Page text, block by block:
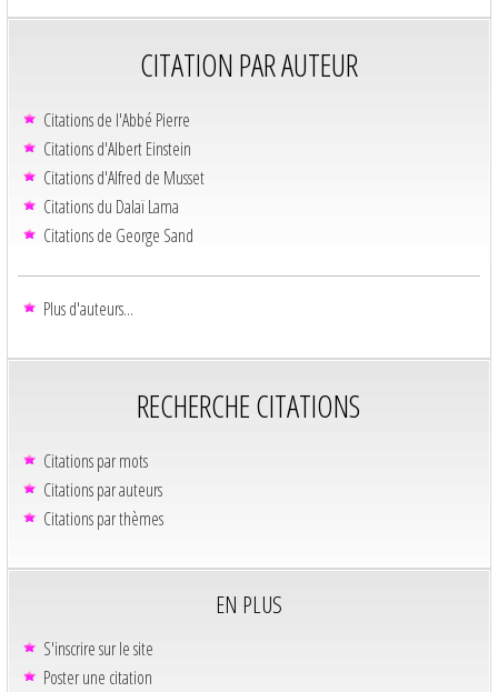
CITATION PAR AUTEUR
Citations de l'Abbé Pierre
Citations d'Albert Einstein
Citations d'Alfred de Musset
Citations du Dalaï Lama
Citations de George Sand
Plus d'auteurs...
RECHERCHE CITATIONS
Citations par mots
Citations par auteurs
Citations par thèmes
EN PLUS
S'inscrire sur le site
Poster une citation